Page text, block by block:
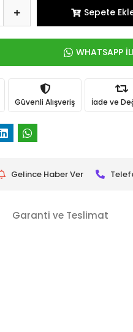
Sepete
WHATSAPP
Güvenli Alışveriş İade ve
Gelince Haber Ver
Garanti ve Teslimat